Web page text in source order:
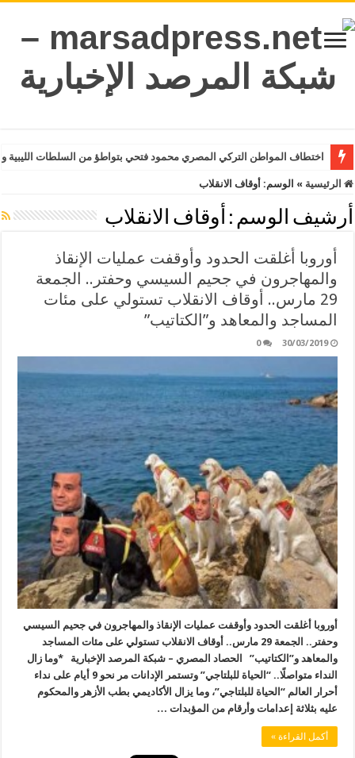
اختطاف المواطن التركي المصري محمود فتحي بتواطؤ من السلطات
الرئيسية » الوسم: أوقاف الانقلاب
أرشيف الوسم : أوقاف الانقلاب
أوروبا أغلقت الحدود وأوقفت عمليات الإنقاذ
والمهاجرون في جحيم السيسي وحفتر.. الجمعة
29 مارس.. أوقاف الانقلاب تستولي على مئات
المساجد والمعاهد و”الكتاتيب”
30/03/2019
0
أوروبا أغلقت الحدود وأوقفت عمليات الإنقاذ والمهاجرون في جحيم السيسي
وحفتر.. الجمعة 29 مارس.. أوقاف الانقلاب تستولي على مئات المساجد
والمعاهد و”الكتاتيب” الحصاد المصري – شبكة المرصد الإخبارية *وما زال
النداء متواصلًا.. “الحياة للبلتاجي” وتستمر الإدانات مر نحو 9 أيام على نداء
أحرار العالم “الحياة للبلتاجي”، وما يزال الأكاديمي بطب الأزهر والمحكوم
عليه بثلاثة إعدامات وأرقام من المؤبدات …
أكمل القراءة »